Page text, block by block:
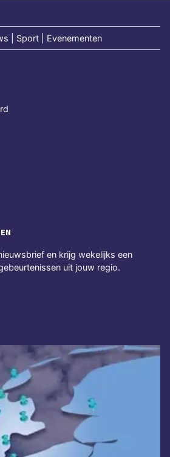
| Sport | Evenementen
en krijg wekelijks een
uit jouw regio.